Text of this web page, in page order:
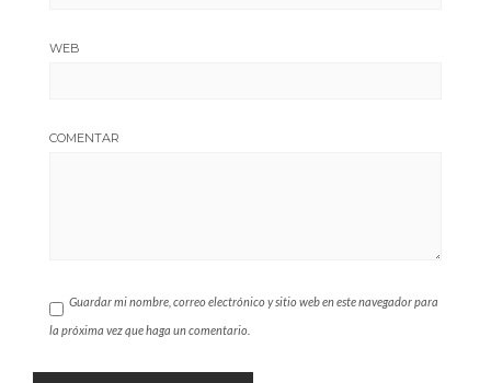
WEB
COMENTAR
Guardar mi nombre, correo electrónico y sitio web en este navegador para
la próxima vez que haga un comentario.